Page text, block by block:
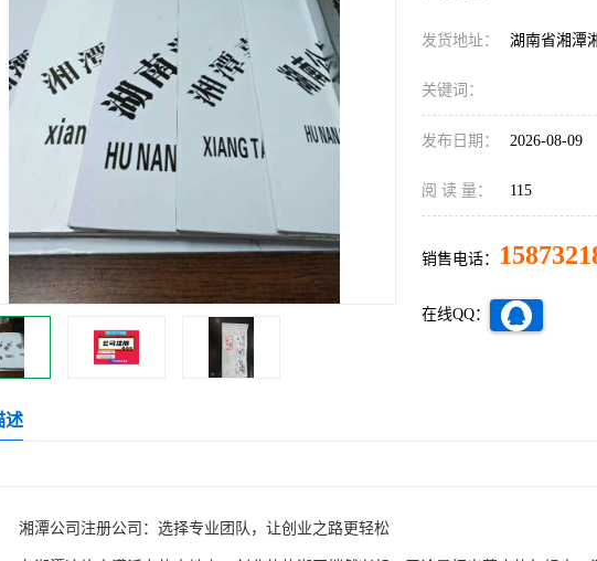
发货地址： 湖南省湘潭
关键词：
发布日期： 2026-08-09
阅 读 量： 115
销售电话：
在线QQ：
述
湘潭公司注册公司：选择专业团队，让创业之路更轻松